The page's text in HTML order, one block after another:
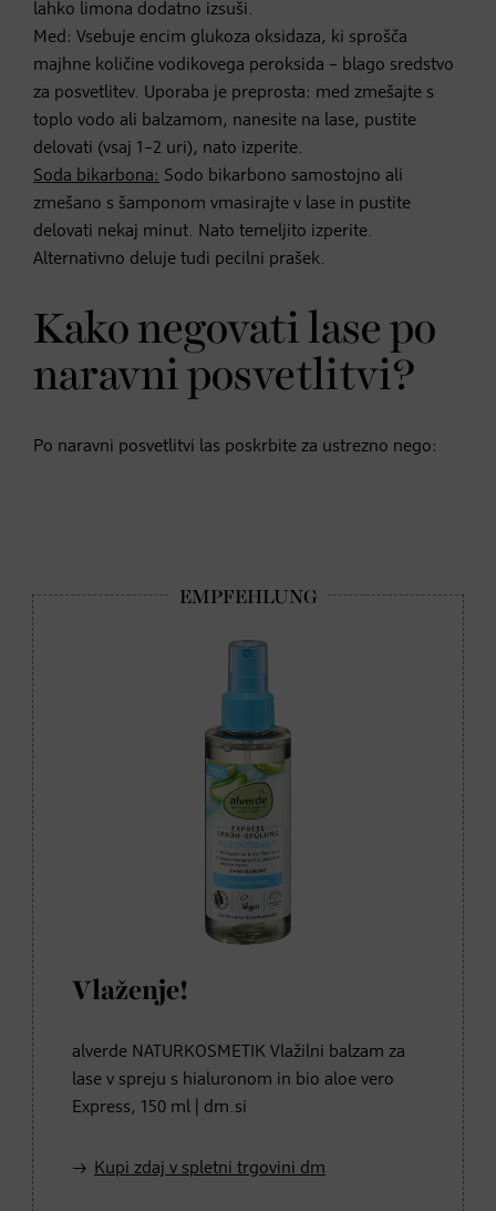
lahko limona dodatno izsuši.
Med: Vsebuje encim glukoza oksidaza, ki sprošča
majhne količine vodikovega peroksida – blago sredstvo
za posvetlitev. Uporaba je preprosta: med zmešajte s
toplo vodo ali balzamom, nanesite na lase, pustite
delovati (vsaj 1–2 uri), nato izperite.
Soda bikarbona: Sodo bikarbono samostojno ali
zmešano s šamponom vmasirajte v lase in pustite
delovati nekaj minut. Nato temeljito izperite.
Alternativno deluje tudi pecilni prašek.
Kako negovati lase po
naravni posvetlitvi?
Po naravni posvetlitvi las poskrbite za ustrezno nego:
Vlaženje!
alverde NATURKOSMETIK Vlažilni balzam za
lase v spreju s hialuronom in bio aloe vero
Express, 150 ml | dm.si
Kupi zdaj v spletni trgovini dm